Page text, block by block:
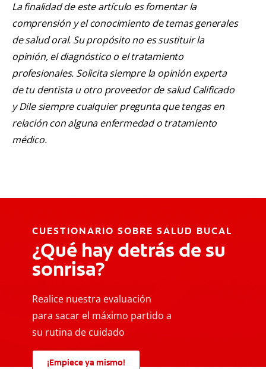
La finalidad de este artículo es fomentar la
comprensión y el conocimiento de temas generales
de salud oral. Su propósito no es sustituir la
opinión, el diagnóstico o el tratamiento
profesionales. Solicita siempre la opinión experta
de tu dentista u otro proveedor de salud Calificado
y Dile siempre cualquier pregunta que tengas en
relación con alguna enfermedad o tratamiento
médico.
CUESTIONARIO SOBRE SALUD BUCAL
¿Qué hay detrás de su
sonrisa?
Realice nuestra evaluación
para sacar el máximo partido a
su rutina de cuidado
¡Empiece ya mismo!